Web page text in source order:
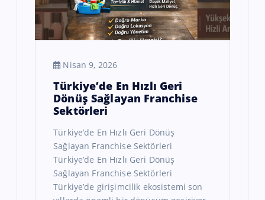
Nisan 9, 2026
Türkiye’de En Hızlı Geri
Dönüş Sağlayan Franchise
Sektörleri
Türkiye’de En Hızlı Geri Dönüş
Sağlayan Franchise Sektörleri
Türkiye’de En Hızlı Geri Dönüş
Sağlayan Franchise Sektörleri
Türkiye’de girişimcilik ekosistemi son